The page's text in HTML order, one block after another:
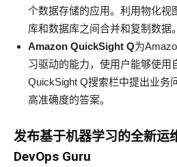
个数据存储的应用。利用物化视
库和数据库之间合并和复制数据。
Amazon QuickSight Q为
习驱动的能力，使用户能够使用
QuickSight Q搜索栏中提出业务
高准确度的答案。
发布基于机器学习的全新运
DevOps Guru